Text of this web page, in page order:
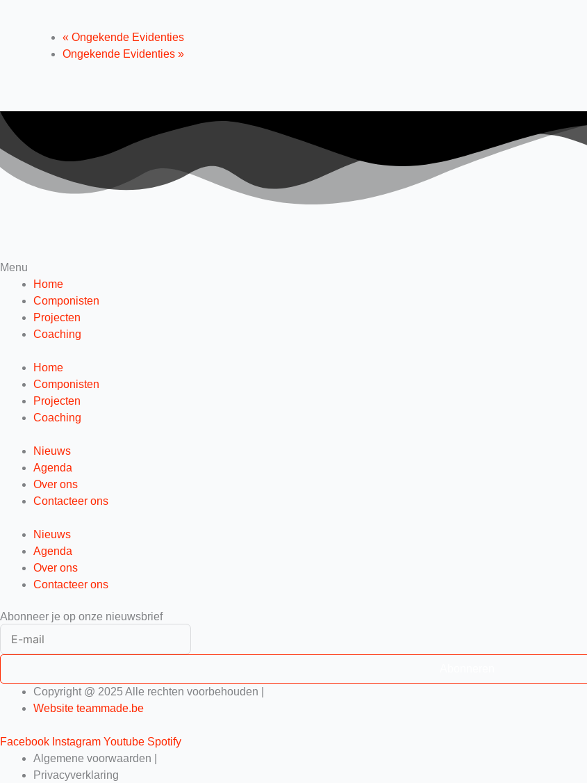
« Ongekende Evidenties
Ongekende Evidenties »
Menu
Home
Componisten
Projecten
Coaching
Home
Componisten
Projecten
Coaching
Nieuws
Agenda
Over ons
Contacteer ons
Nieuws
Agenda
Over ons
Contacteer ons
Abonneer je op onze nieuwsbrief
Copyright @ 2025 Alle rechten voorbehouden |
Website teammade.be
Facebook Instagram Youtube Spotify
Algemene voorwaarden |
Privacyverklaring